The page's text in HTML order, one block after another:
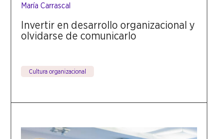
María Carrascal
Invertir en desarrollo organizacional y
olvidarse de comunicarlo
Cultura organizacional